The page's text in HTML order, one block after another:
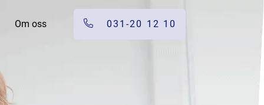
Om oss 031-20 12 10